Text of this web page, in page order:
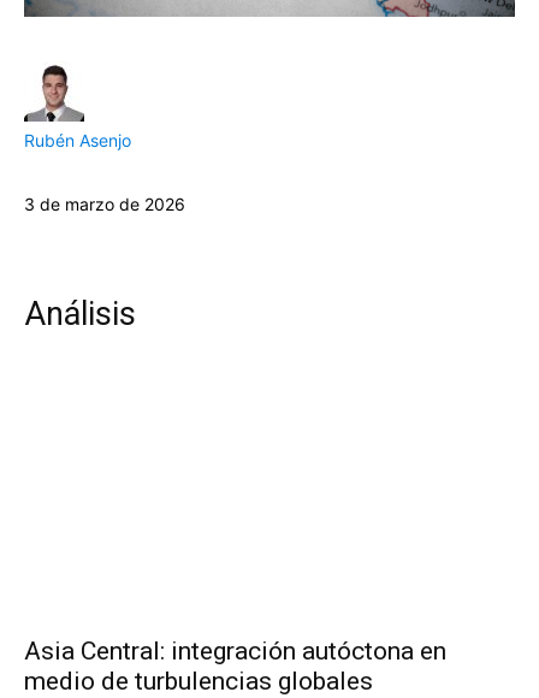
Rubén Asenjo
3 de marzo de 2026
Análisis
Asia Central: integración autóctona en
medio de turbulencias globales